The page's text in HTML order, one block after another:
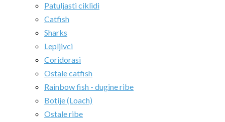
Patuljasti ciklidi
Catfish
Sharks
Lepljivci
Coridorasi
Ostale catfish
Rainbow fish - dugine ribe
Botije (Loach)
Ostale ribe